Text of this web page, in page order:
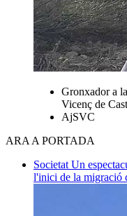
Gronxador a
Vicenç de
AjSVC
ARA A PORTADA
Societat Un
l'inici de la migració